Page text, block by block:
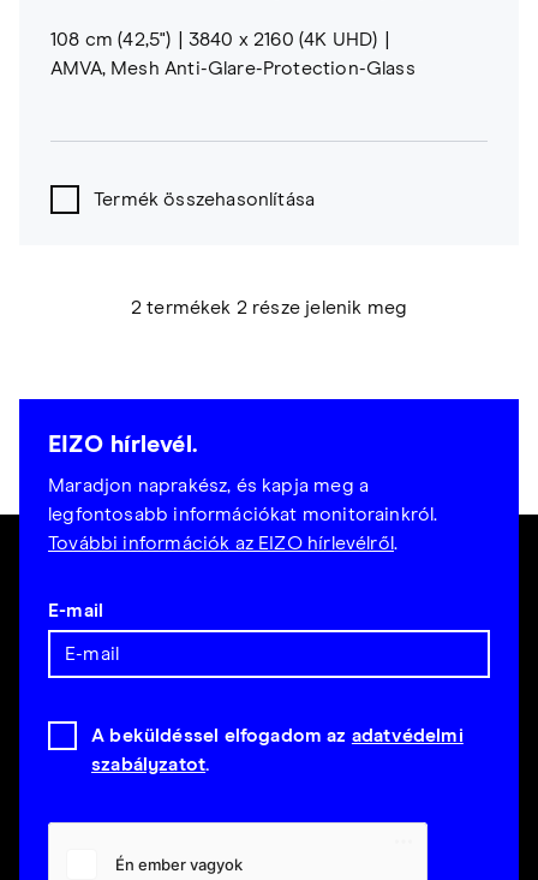
108 cm (42,5")
3840 x 2160 (4K UHD)
AMVA, Mesh Anti-Glare-Protection-Glass
Termék összehasonlítása
2 termékek 2 része jelenik meg
EIZO hírlevél.
Maradjon naprakész, és kapja meg a
legfontosabb információkat monitorainkról.
További információk az EIZO hírlevélről.
E-mail
A beküldéssel elfogadom az adatvédelmi
szabályzatot.